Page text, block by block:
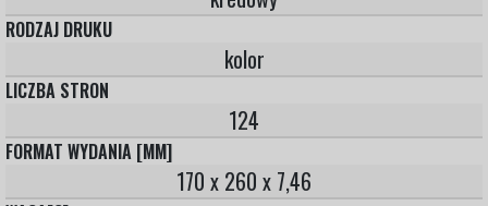
RODZAJ DRUKU
kolor
LICZBA STRON
124
FORMAT WYDANIA [MM]
170 x 260 x 7,46